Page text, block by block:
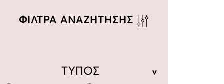
ΦΙΛΤΡΑ ΑΝΑΖΗΤΗΣΗΣ
ΤΥΠΟΣ